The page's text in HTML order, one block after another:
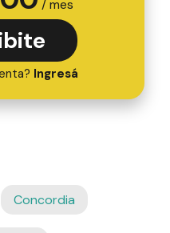
/ mes
Ingresá
Concordia